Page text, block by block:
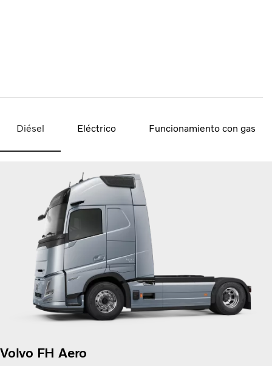
Diésel Eléctrico Funcionamiento con gas
Volvo FH Aero